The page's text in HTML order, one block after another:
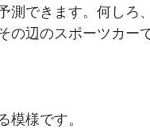
測できます。何しろ
の辺のスポーツカー
模様です。